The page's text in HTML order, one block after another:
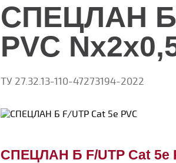
СПЕЦЛАН Б
PVC
ТУ 27.32.13-110-47273194-2022
СПЕЦЛАН Б F/UTP Cat 5e